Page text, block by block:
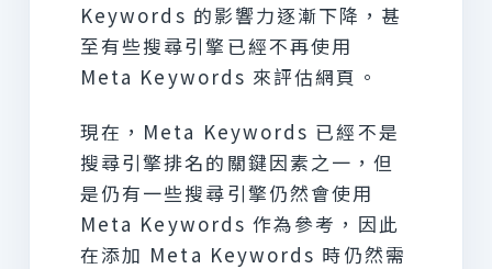
Keywords 的影響力逐漸下降，甚
至有些搜尋引擎已經不再使用
Meta Keywords 來評估網頁。
現在，Meta Keywords 已經不是
搜尋引擎排名的關鍵因素之一，但
是仍有一些搜尋引擎仍然會使用
Meta Keywords 作為參考，因此
在添加 Meta Keywords 時仍然需